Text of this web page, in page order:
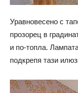
Уравновесено с
прозорец в
и по-топла.
подкрепя тази